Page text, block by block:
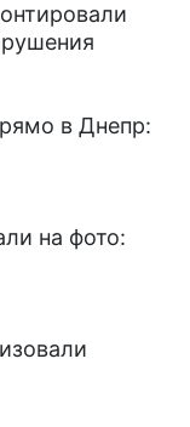
в Днепр:
на фото: